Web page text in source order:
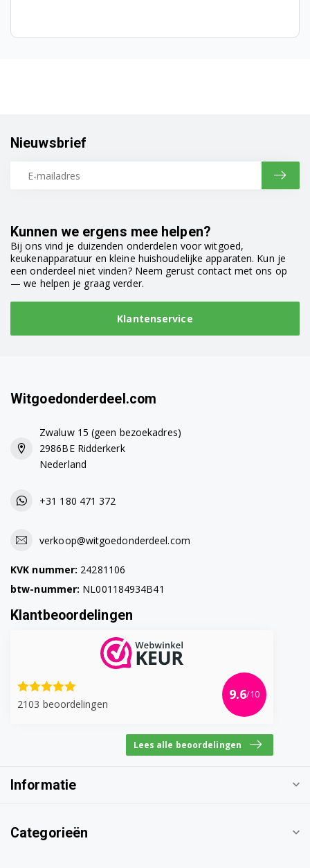
WMD66165S 7171381100
WMD76145 7155281100
WMD77147 7143081400
WML16126P 7153381600
WNF6241WE20 7176481500
Kunnen we ergens mee helpen?
Bij ons vind je duizenden onderdelen voor witgoed,
keukenapparatuur en kleine huishoudelijke apparaten. Kun je
een onderdeel niet vinden? Neem gerust contact met ons op
— we helpen je graag verder.
Klantenservice
Nieuwsbrief
Witgoedonderdeel.com
Zwaluw 15 (geen bezoekadres)
2986BE Ridderkerk
Nederland
+31 180 471 372
verkoop@witgoedonderdeel.com
KVK nummer: 24281106
btw-nummer: NL001184934B41
Klantbeoordelingen
2103 beoordelingen
9.6/10
Lees alle beoordelingen
Informatie
Categorieën